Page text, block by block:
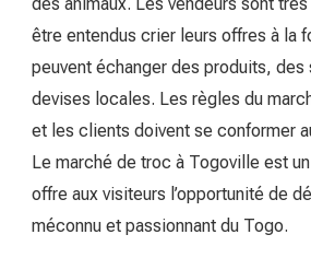
être entendus crier leurs offres à la
peuvent échanger des produits, des
devises locales. Les règles du
et les clients doivent se conformer
Le marché de troc à Togoville est
offre aux visiteurs l’opportunité de
méconnu et passionnant du Togo.